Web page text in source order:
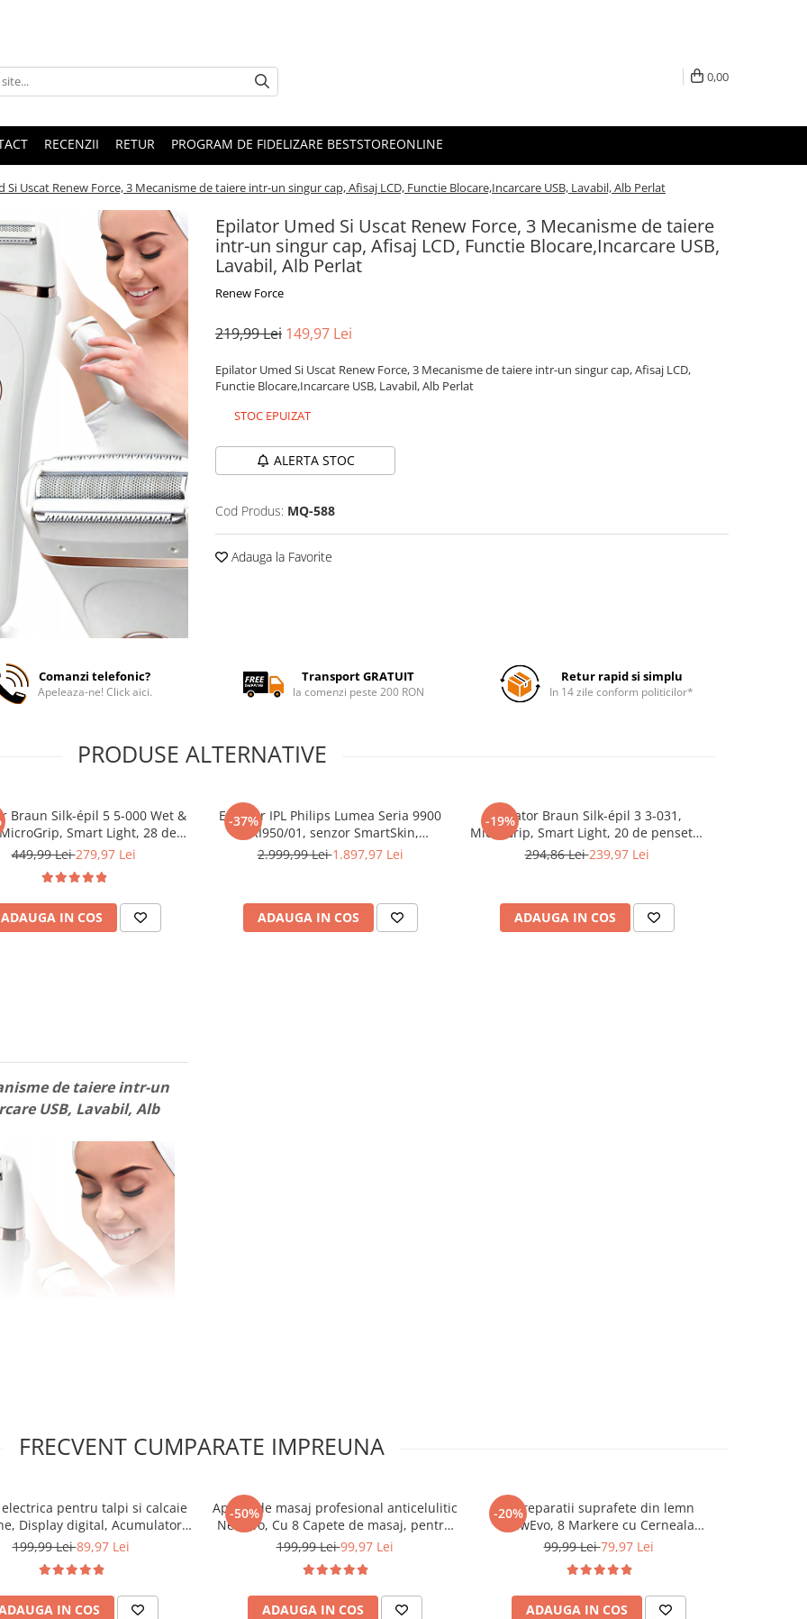
0,00
RECENZII RETUR PROGRAM DE FIDELIZARE BESTSTOREONLINE
Si Uscat Renew Force, 3 Mecanisme de taiere intr-un singur cap, Afisaj LCD, Functie Blocare,Incarcare USB, Lavabil, Alb Perlat
Epilator Umed Si Uscat Renew Force, 3 Mecanisme de taiere
intr-un singur cap, Afisaj LCD, Functie Blocare,Incarcare USB,
Lavabil, Alb Perlat
Renew Force
219,99 Lei 149,97 Lei
Epilator Umed Si Uscat Renew Force, 3 Mecanisme de taiere intr-un singur cap, Afisaj LCD,
Functie Blocare,Incarcare USB, Lavabil, Alb Perlat
STOC EPUIZAT
ALERTA STOC
Cod Produs: MQ-588
Adauga la Favorite
Comanzi telefonic?
Apeleaza-ne! Click aici.
Transport GRATUIT
la comenzi peste 200 RON
Retur rapid si simplu
In 14 zile conform politicilor*
PRODUSE ALTERNATIVE
Braun Silk-épil 5 5-000 Wet &
Smart Light, 28 de
pensete, 2 viteze, Alb
449,99 Lei279,97 Lei
ADAUGA IN COS
-37%
Epilator IPL Philips Lumea Seria 9900
BRI950/01, senzor SmartSkin,
conectare la aplicatia cu functia Skin
Gold/Alb
2.999,99 Lei1.897,97 Lei
ADAUGA IN COS
-19%
Epilator Braun Silk-épil 3 3-031,
MicroGrip, Smart Light, 20 de pensete,
Cap de ras + Pieptene, 2 viteze, Roz
294,86 Lei239,97 Lei
ADAUGA IN COS
de taiere intr-un
USB, Lavabil, Alb
FRECVENT CUMPARATE IMPREUNA
electrica pentru talpi si calcaie
Display digital, Acumulator
mAh, 2 viteze, 2000 rot/min, 3
Indepartare piele moarta,
Indeparta
199,99 Lei89,97 Lei
IN COS
-50%
Aparat de masaj profesional anticelulitic
NewEvo, Cu 8 Capete de masaj, pentru
Tonifiere, Relaxare si Slabit, Incalzire cu
199,99 Lei99,97 Lei
ADAUGA IN COS
-20%
Kit reparatii suprafete din lemn
NewEvo, 8 Markere cu Cerneala
Uleioasa, 8 Creioane Cerate, 12 Tuburi
99,99 Lei79,97 Lei
ADAUGA IN COS